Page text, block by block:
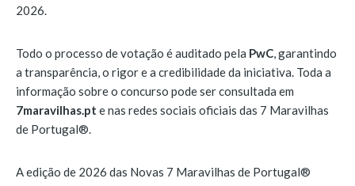
2026.
Todo o processo de votação é auditado pela PwC, garantindo
a transparência, o rigor e a credibilidade da iniciativa. Toda a
informação sobre o concurso pode ser consultada em
7maravilhas.pt e nas redes sociais oficiais das 7 Maravilhas
de Portugal®.
A edição de 2026 das Novas 7 Maravilhas de Portugal®